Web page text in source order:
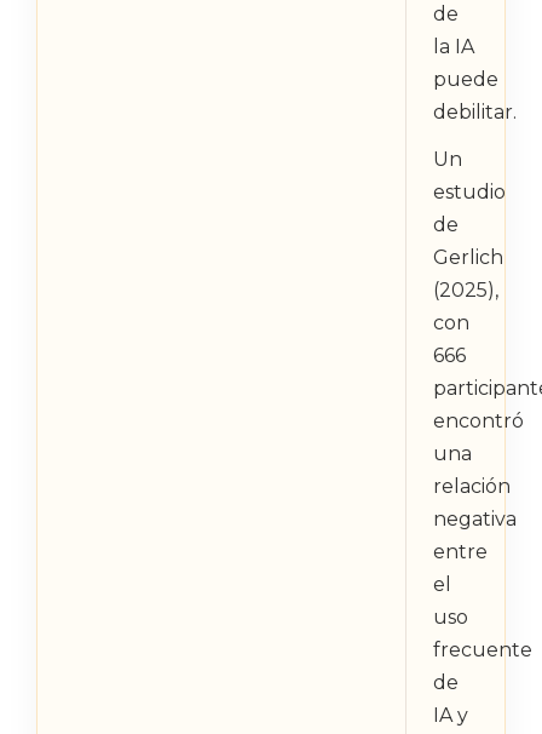
de
la IA
puede
debilitar.
Un
estudio
de
Gerlich
(2025),
con
666
encontró
una
relación
negativa
entre
el
uso
frecuente
de
IA y